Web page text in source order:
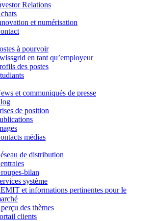
Relations
et numérisation
à pourvoir
en tant qu’employeur
des postes
et communiqués de presse
de position
médias
de distribution
bilan
système
et informations pertinentes pour le
des thèmes
clients